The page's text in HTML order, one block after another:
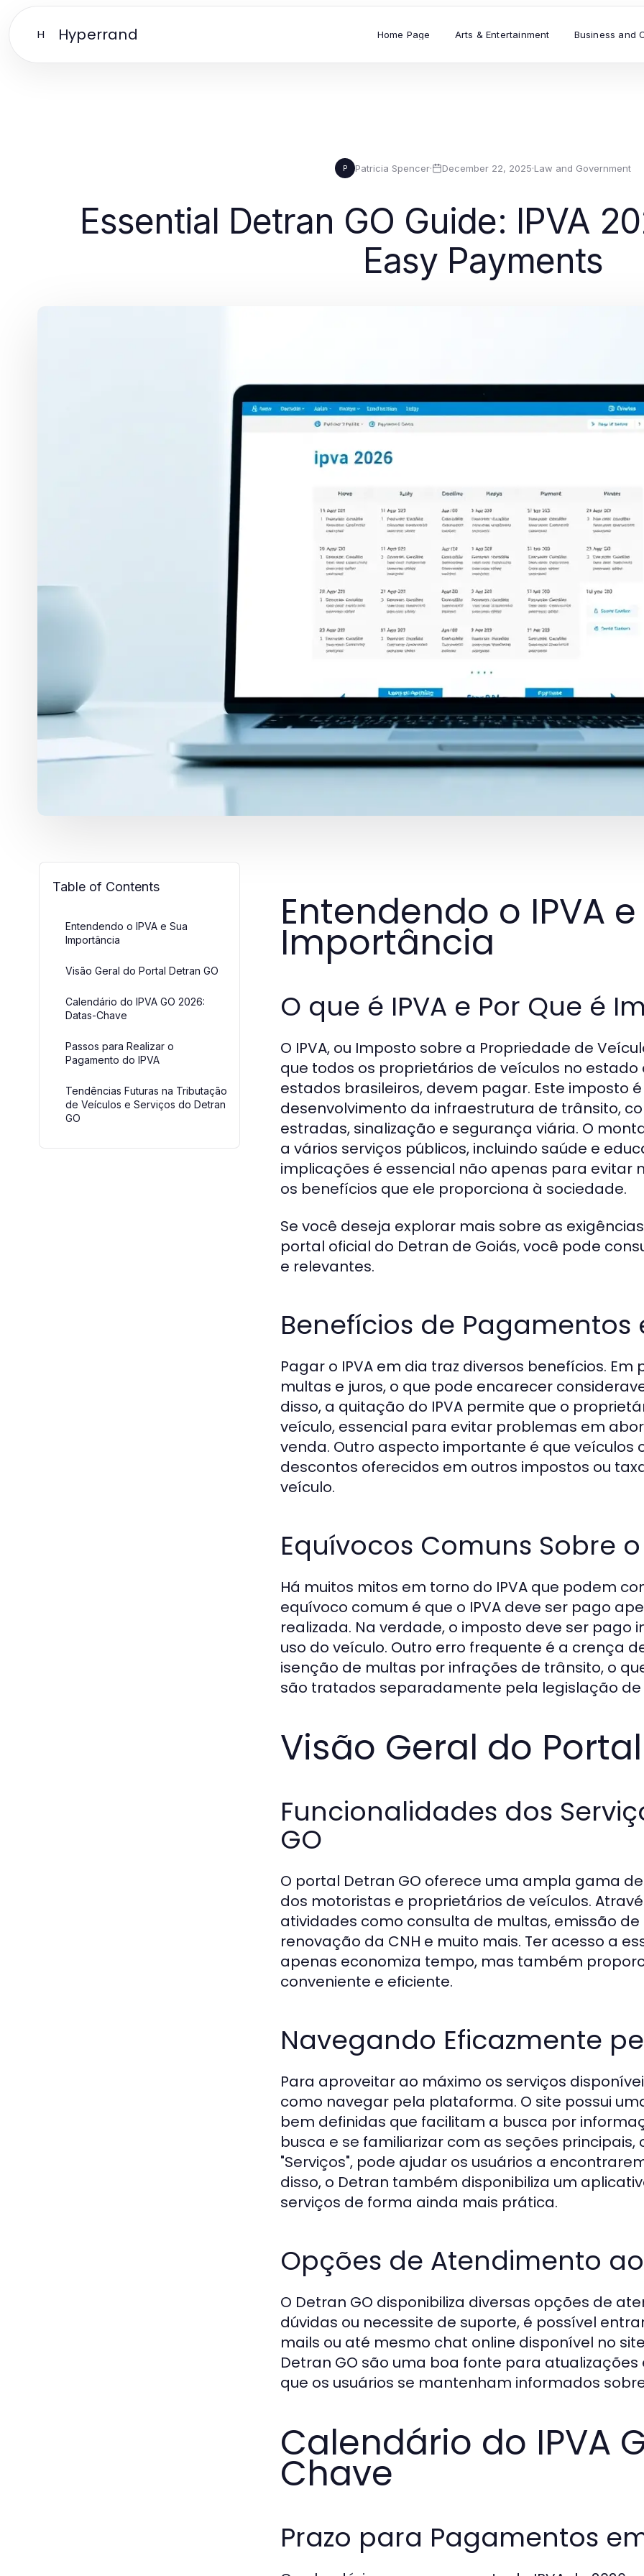
H Hyperrand Home Page Arts & Entertainment Business and
P Patricia Spencer· December 22, 2025·Law and Government
Essential Detran GO Guide: IPVA
Easy Payments
Table of Contents
Entendendo o IPVA e Sua
Importância
Visão Geral do Portal Detran GO
Calendário do IPVA GO 2026:
Datas-Chave
Passos para Realizar o
Pagamento do IPVA
Tendências Futuras na Tributação
de Veículos e Serviços do Detran
GO
Entendendo o IPVA
Importância
O que é IPVA e Por Que é
O IPVA, ou Imposto sobre a Propriedade de
que todos os proprietários de veículos no
estados brasileiros, devem pagar. Este
desenvolvimento da infraestrutura de trânsito,
estradas, sinalização e segurança viária. O
a vários serviços públicos, incluindo saúde e
implicações é essencial não apenas para
os benefícios que ele proporciona à sociedade.
Se você deseja explorar mais sobre as
portal oficial do Detran de Goiás, você pode
e relevantes.
Benefícios de Pagamentos
Pagar o IPVA em dia traz diversos benefícios.
multas e juros, o que pode encarecer
disso, a quitação do IPVA permite que o
veículo, essencial para evitar problemas em
venda. Outro aspecto importante é que veículos
descontos oferecidos em outros impostos ou
veículo.
Equívocos Comuns Sobre o
Há muitos mitos em torno do IPVA que podem
equívoco comum é que o IPVA deve ser pago
realizada. Na verdade, o imposto deve ser
uso do veículo. Outro erro frequente é a crença
isenção de multas por infrações de trânsito, o
são tratados separadamente pela legislação de
Visão Geral do
Funcionalidades dos
GO
O portal Detran GO oferece uma ampla gama
dos motoristas e proprietários de veículos.
atividades como consulta de multas, emissão
renovação da CNH e muito mais. Ter acesso a
apenas economiza tempo, mas também
conveniente e eficiente.
Navegando Eficazmente
Para aproveitar ao máximo os serviços
como navegar pela plataforma. O site possui
bem definidas que facilitam a busca por
busca e se familiarizar com as seções principais,
"Serviços", pode ajudar os usuários a
disso, o Detran também disponibiliza um
serviços de forma ainda mais prática.
Opções de Atendimento
O Detran GO disponibiliza diversas opções de
dúvidas ou necessite de suporte, é possível
mails ou até mesmo chat online disponível no
Detran GO são uma boa fonte para
que os usuários se mantenham informados
Calendário do IPVA
Chave
Prazo para Pagamentos